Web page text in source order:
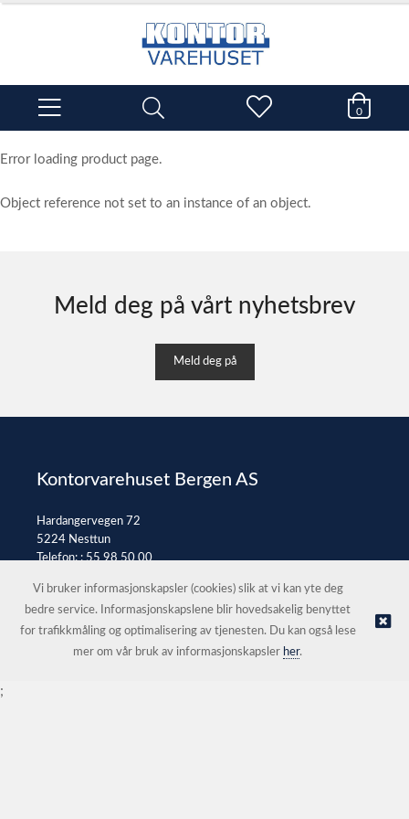
0
Error loading product page.
Object reference not set to an instance of an object.
Meld deg på vårt nyhetsbrev
Meld deg på
Kontorvarehuset Bergen AS
Hardangervegen 72
5224 Nesttun
Telefon: :55 98 50 00
© Kontorvarehuset Bergen AS |Nettbutikk levert av Kréatif
Vi bruker informasjonskapsler (cookies) slik at vi kan yte deg
bedre service. Informasjonskapslene blir hovedsakelig benyttet
for trafikkmåling og optimalisering av tjenesten. Du kan også lese
mer om vår bruk av informasjonskapsler her.
;